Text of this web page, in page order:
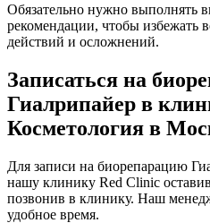
Обязательно нужно выполнять
рекомендации, чтобы избежать
действий и осложнений.
Записаться на
Гиалрипайер в
Косметология в
Для записи на биорепарацию
нашу клинику Red Clinic
позвонив в клинику. Наш
удобное время.